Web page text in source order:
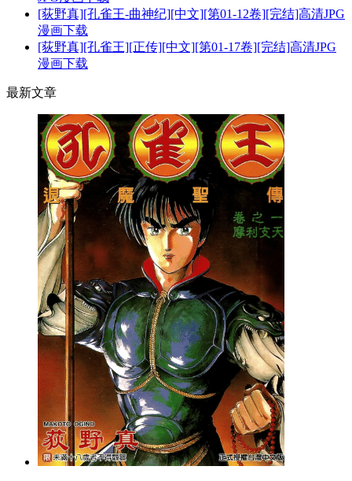
[荻野真][孔雀王-曲神纪][中文][第01-12卷][完结]高清JPG
漫画下载
[荻野真][孔雀王][正传][中文][第01-17卷][完结]高清JPG
漫画下载
最新文章